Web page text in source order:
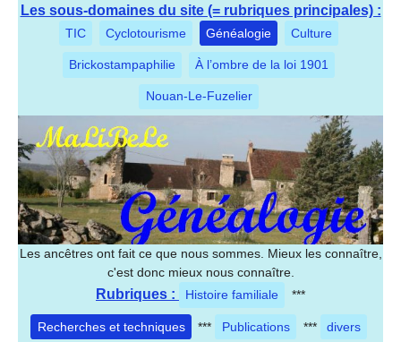
Les sous-domaines du site (= rubriques principales) :
TIC Cyclotourisme Généalogie Culture
Brickostampaphilie À l’ombre de la loi 1901
Nouan-Le-Fuzelier
Les ancêtres ont fait ce que nous sommes. Mieux les connaître,
c'est donc mieux nous connaître.
Rubriques : Histoire familiale ***
Recherches et techniques *** Publications *** divers